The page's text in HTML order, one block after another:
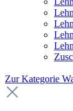
Zur Kategorie